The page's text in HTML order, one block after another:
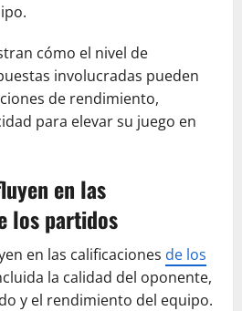
cómo el nivel de
involucradas pueden
de rendimiento,
para elevar su juego en
en las
los partidos
en las calificaciones de los
la calidad del oponente,
y el rendimiento del equipo.